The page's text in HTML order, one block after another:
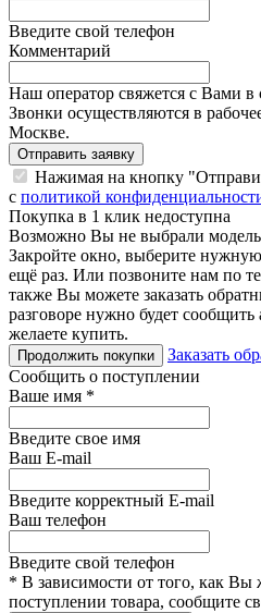
Введите свой телефон
Комментарий
Наш оператор свяжется с Вами
Звонки осуществляются в
Москве.
Отправить заявку
Нажимая на кнопку
с политикой
Покупка в 1 клик недоступна
Возможно Вы не выбрали модель
Закройте окно, выберите
ещё раз. Или позвоните нам по
также Вы можете заказать
разговоре нужно будет
желаете купить.
Продолжить покупки
Заказать
Сообщить о поступлении
Ваше имя *
Введите свое имя
Ваш E-mail
Введите корректный E-mail
Ваш телефон
Введите свой телефон
* В зависимости от того, как Вы
поступлении товара, сообщите